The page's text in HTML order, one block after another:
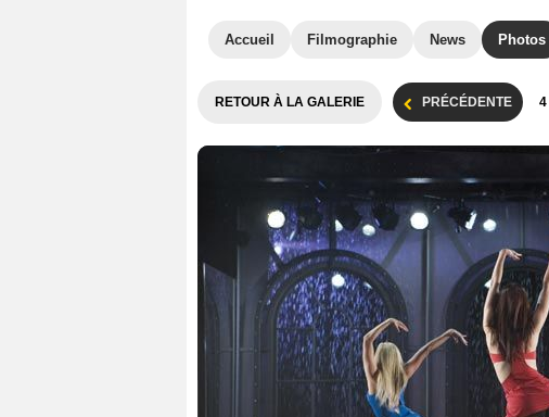
Accueil Filmographie News Photos
RETOUR À LA GALERIE PRÉCÉDENTE 4